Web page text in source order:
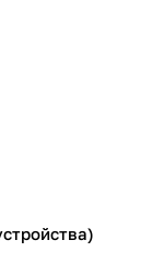
устройства)